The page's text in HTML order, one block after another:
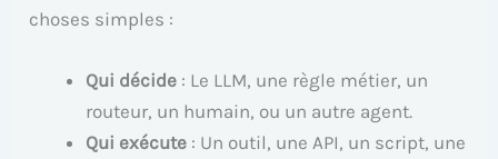
choses simples :
Qui décide : Le LLM, une règle métier, un
routeur, un humain, ou un autre agent.
Qui exécute : Un outil, une API, un script, une